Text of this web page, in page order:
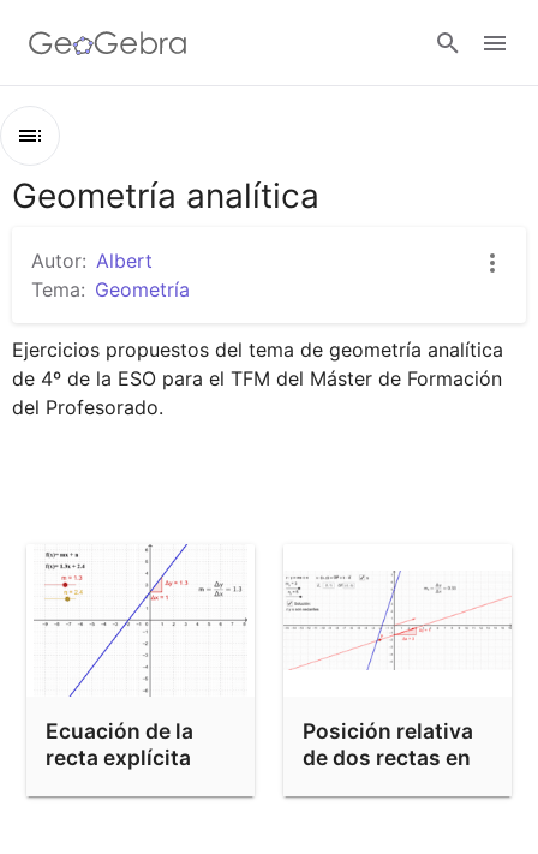
Google Classroom
Esquema
Ecuación de la recta explícita
Geometría analítica
Autor: Albert
Tema: Geometría
Ejercicios propuestos del tema de geometría analítica
de 4º de la ESO para el TFM del Máster de Formación
del Profesorado.
Ecuación de la
recta explícita
Posición relativa
de dos rectas en